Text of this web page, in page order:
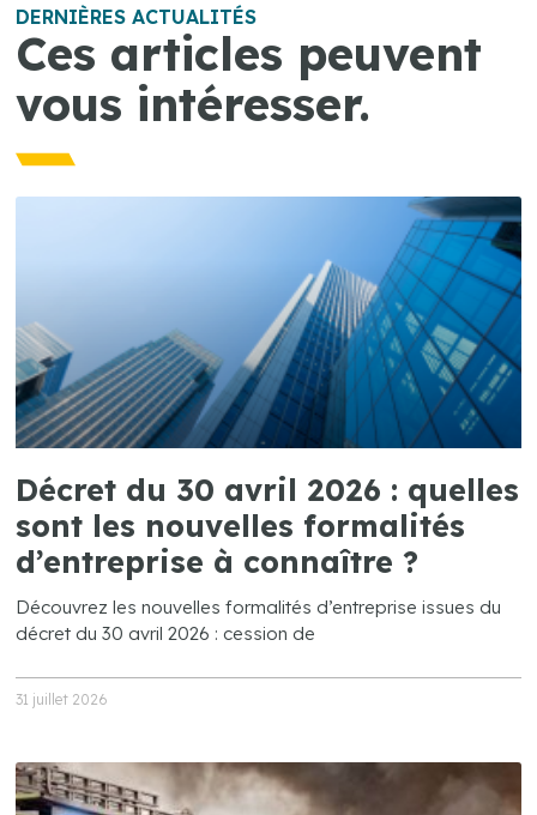
DERNIÈRES ACTUALITÉS
Ces articles peuvent
vous intéresser.
Décret du 30 avril 2026 : quelles
sont les nouvelles formalités
d’entreprise à connaître ?
Découvrez les nouvelles formalités d’entreprise issues du
décret du 30 avril 2026 : cession de
31 juillet 2026